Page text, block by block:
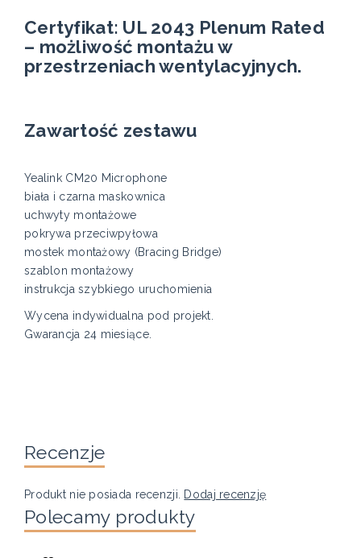
Certyfikat: UL 2043 Plenum Rated
– możliwość montażu w
przestrzeniach wentylacyjnych.
Zawartość zestawu
Yealink CM20 Microphone
biała i czarna maskownica
uchwyty montażowe
pokrywa przeciwpyłowa
mostek montażowy (Bracing Bridge)
szablon montażowy
instrukcja szybkiego uruchomienia
Wycena indywidualna pod projekt.
Gwarancja 24 miesiące.
Recenzje
Produkt nie posiada recenzji. Dodaj recenzję
Polecamy produkty